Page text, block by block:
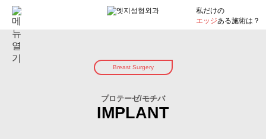
私だけの
エッジある施術は？
Breast Surgery
プロテーゼ/モチバ
IMPLANT